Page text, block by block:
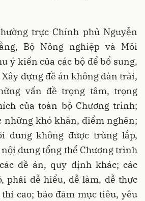
trực Chính phủ Nguyễn
Bộ Nông nghiệp và Môi
ý kiến của các bộ để bổ sung,
dựng đề án không dàn trải,
vấn đề trọng tâm, trọng
của toàn bộ Chương trình;
những khó khăn, điểm nghẽn;
dung không được trùng lắp,
dung tổng thể Chương trình
đề án, quy định khác; các
phải dễ hiểu, dễ làm, dễ thực
cao; bảo đảm mục tiêu, yêu